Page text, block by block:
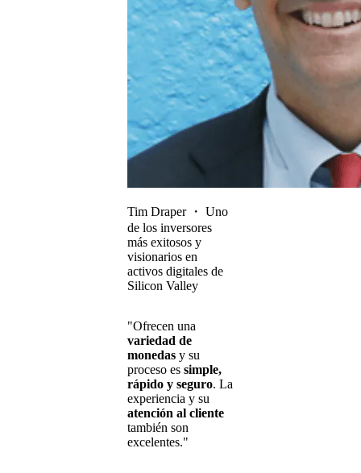
Tim Draper・ Uno
de los inversores
más exitosos y
visionarios en
activos digitales de
Silicon Valley
"Ofrecen una
variedad de
monedas y su
proceso es simple,
rápido y seguro. La
experiencia y su
atención al cliente
también son
excelentes."